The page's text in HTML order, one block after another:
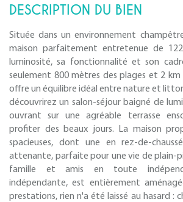
DESCRIPTION DU BIEN
Située dans un environnement
maison parfaitement entretenue de
luminosité, sa fonctionnalité et son
seulement 800 mètres des plages et 2 km
offre un équilibre idéal entre nature et
découvrirez un salon-séjour baigné de
ouvrant sur une agréable terrasse
profiter des beaux jours. La maison
spacieuses, dont une en rez-de-
attenante, parfaite pour une vie de plain-
famille et amis en toute
indépendante, est entièrement
prestations, rien n'a été laissé au hasard :